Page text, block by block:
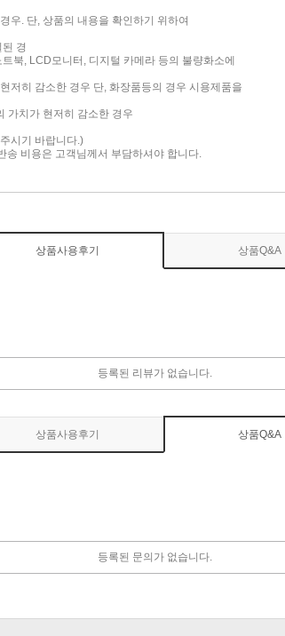
우. 단, 상품의 내용을 확인하기 위하여
경
북, LCD모니터, 디지털 카메라 등의 불량화소에
저히 감소한 경우 단, 화장품등의 경우 시용제품을
가치가 현저히 감소한 경우
시기 바랍니다.)
비용은 고객님께서 부담하셔야 합니다.
상품사용후기 상품Q&A
등록된 리뷰가 없습니다.
상품사용후기 상품Q&A
등록된 문의가 없습니다.